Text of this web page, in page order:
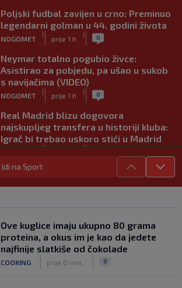
Poljski fudbal zavijen u crno: Preminuo
legendarni golman u 44. godini života
NOGOMET
|
prije 1 h
| 0
Neymar totalno pogubio živce:
Asistirao za pobjedu, pa ušao u sukob
s navijačima (VIDEO)
NOGOMET
|
prije 1 h
| 0
Real Madrid blizu dogovora
najskupljeg transfera u historiji kluba:
Igrač bi trebao uskoro stići u Madrid
| |
Lara Gut-Behrami završila karijeru:
Predsjednik FIFA-e ne odustaje od
svojih planova: Otkriveno šta je
ponudio Marokancima za podršku
NOGOMET prije 2 h
Idi na Sport
Ove kuglice imaju ukupno 80 grama
proteina, a okus im je kao da jedete
najfinije slatkiše od čokolade
COOKING prije 0 min. 0